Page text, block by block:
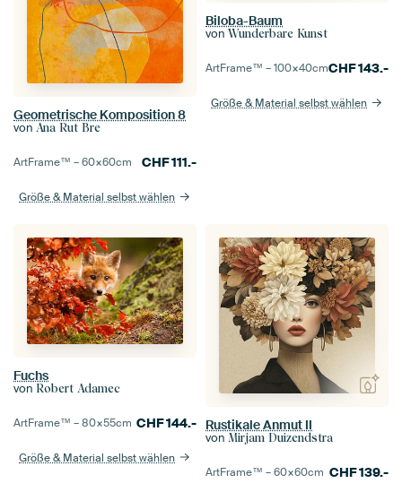
Geometrische Komposition 8
von Ana Rut Bre
ArtFrame™ –60×60cm CHF111.-
Größe & Material selbst wählen
Biloba-Baum
von Wunderbare Kunst
ArtFrame™ –100×40cmCHF143.-
Größe & Material selbst wählen
Fuchs
von Robert Adamec
ArtFrame™ –80×55cm CHF144.-
Größe & Material selbst wählen
Rustikale Anmut II
von Mirjam Duizendstra
ArtFrame™ –60×60cm CHF139.-